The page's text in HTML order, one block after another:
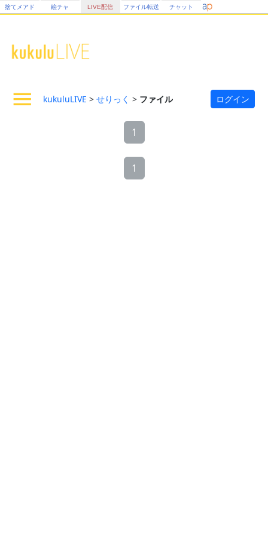
捨てメアド 絵チャ LIVE配信 ファイル転送 チャット
kukuluLIVE > せりっく > ファイル ログイン
1
1